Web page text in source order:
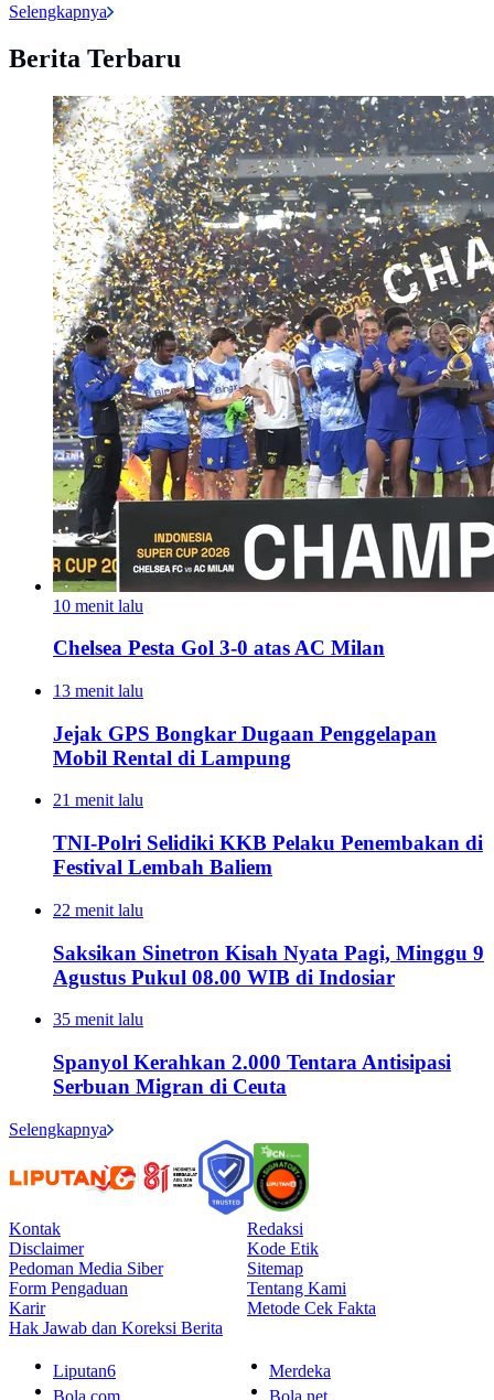
Selengkapnya
Berita Terbaru
10 menit lalu
Chelsea Pesta Gol 3-0 atas AC Milan
13 menit lalu
Jejak GPS Bongkar Dugaan Penggelapan
Mobil Rental di Lampung
21 menit lalu
TNI-Polri Selidiki KKB Pelaku Penembakan di
Festival Lembah Baliem
22 menit lalu
Saksikan Sinetron Kisah Nyata Pagi, Minggu 9
Agustus Pukul 08.00 WIB di Indosiar
35 menit lalu
Spanyol Kerahkan 2.000 Tentara Antisipasi
Serbuan Migran di Ceuta
Selengkapnya
Kontak
Redaksi
Disclaimer
Kode Etik
Pedoman Media Siber
Sitemap
Form Pengaduan
Tentang Kami
Karir
Metode Cek Fakta
Hak Jawab dan Koreksi Berita
Liputan6
Merdeka
Bola.com
Bola.net